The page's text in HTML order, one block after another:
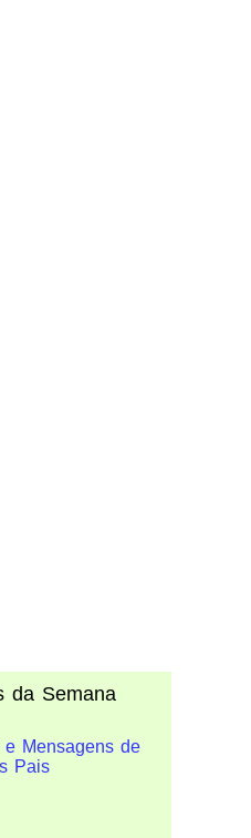
da Semana
e Mensagens de
Pais